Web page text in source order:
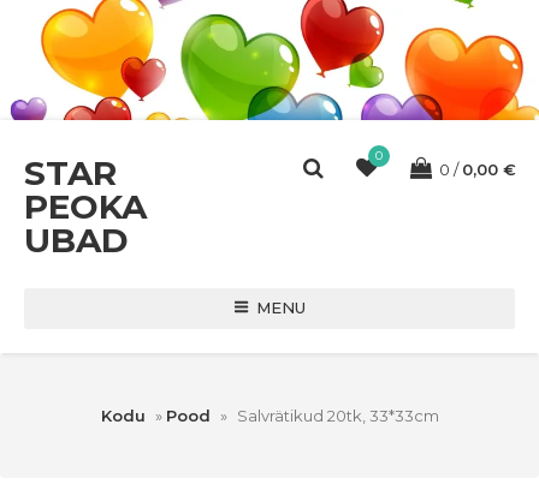
STAR
PEOKA
UBAD
0
0 0,00 €
MENU
Kodu » Pood » Salvrätikud 20tk, 33*33cm